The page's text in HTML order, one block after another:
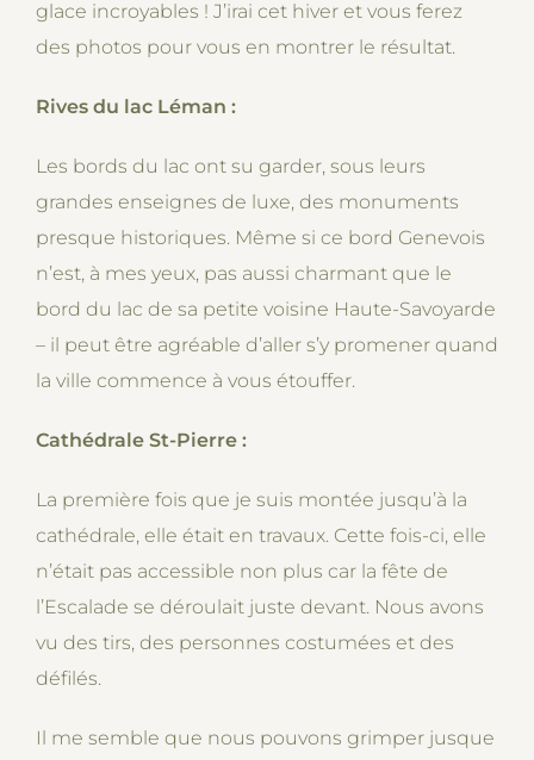
glace incroyables ! J’irai cet hiver et vous ferez
des photos pour vous en montrer le résultat.
Rives du lac Léman :
Les bords du lac ont su garder, sous leurs
grandes enseignes de luxe, des monuments
presque historiques. Même si ce bord Genevois
n’est, à mes yeux, pas aussi charmant que le
bord du lac de sa petite voisine Haute-Savoyarde
– il peut être agréable d’aller s’y promener quand
la ville commence à vous étouffer.
Cathédrale St-Pierre :
La première fois que je suis montée jusqu’à la
cathédrale, elle était en travaux. Cette fois-ci, elle
n’était pas accessible non plus car la fête de
l’Escalade se déroulait juste devant. Nous avons
vu des tirs, des personnes costumées et des
défilés.
Il me semble que nous pouvons grimper jusque